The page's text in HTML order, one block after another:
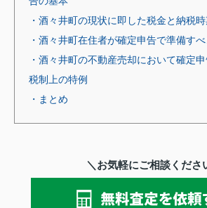
・酒々井町の現状に即した税金と納税
・酒々井町在住者が確定申告で準備す
・酒々井町の不動産売却において確定
税制上の特例
・まとめ
＼お気軽にご相談くださ